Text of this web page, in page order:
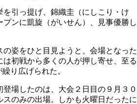
引っ提げ、錦織圭（にしこり・け
プンに凱旋（がいせん）、見事優勝し
の姿をひと目見ようと、会場となった
初戦から多くの人が押し寄せ、至る
り広げられた。
場したのは、大会２日目の９月３０
スのみの出場。しかも火曜日だったに